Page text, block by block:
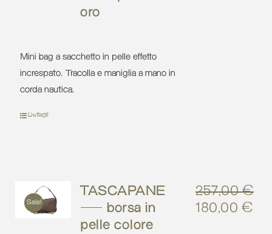
oro
Mini bag a sacchetto in pelle effetto
increspato. Tracolla e maniglia a mano in
corda nautica.
Dettagli
Sale!
TASCAPANE
– borsa in
pelle colore
257,00€
Il
180,00€Il